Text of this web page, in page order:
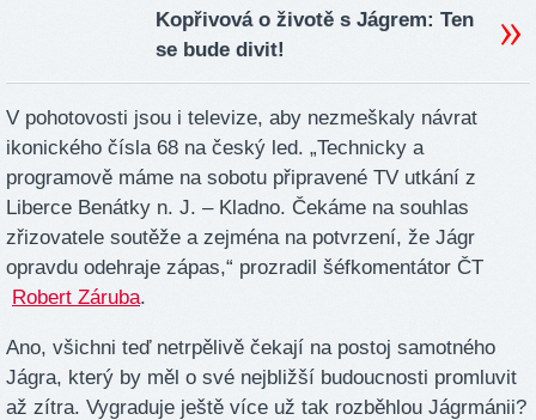
Kopřivová o životě s Jágrem: Ten
se bude divit!
V pohotovosti jsou i televize, aby nezmeškaly návrat
ikonického čísla 68 na český led. „Technicky a
programově máme na sobotu připravené TV utkání z
Liberce Benátky n. J. – Kladno. Čekáme na souhlas
zřizovatele soutěže a zejména na potvrzení, že Jágr
opravdu odehraje zápas,“ prozradil šéfkomentátor ČT
Robert Záruba.
Ano, všichni teď netrpělivě čekají na postoj samotného
Jágra, který by měl o své nejbližší budoucnosti promluvit
až zítra. Vygraduje ještě více už tak rozběhlou Jágrmánii?